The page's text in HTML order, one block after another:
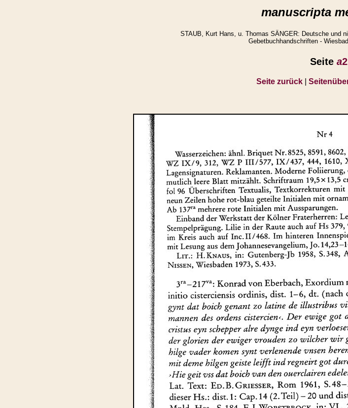
manuscripta
STAUB, Kurt Hans, u. Thomas SÄNGER: Deutsche und
Gebetbuchhandschriften -
Seite a
Seite zurück|